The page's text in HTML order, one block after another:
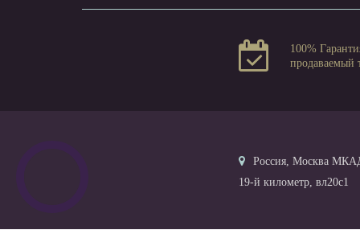
100%
продаваемый
Россия, Москва
19-й километр, вл20с1